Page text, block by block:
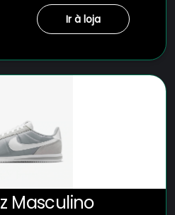
Ir à loja
Masculino